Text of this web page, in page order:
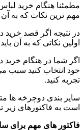
مطمئنا هنگام خرید
مهم ترین نکات که به
در نتیجه اگر قصد خرید
اولین نکاتی که به آن
اگر شما در هنگام
خود انتخاب کنید سبب
تجربه کنید.
سایز بندی دوچرخه ها
است به فاکتورهای زیر
فاکتور های مهم برای